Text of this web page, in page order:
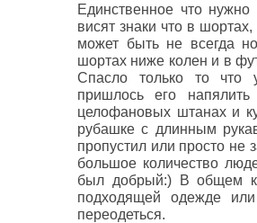
Единственное что
висят знаки что в
может быть не всегда
шортах ниже колен и в
Спасло только то что
пришлось его
целофановых штанах и
рубашке с длинным
пропустил или просто не
большое количество
был добрый:) В общем
подходящей одежде
переодеться.